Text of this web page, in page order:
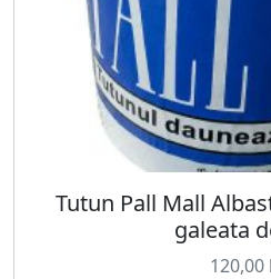
Tutun Pall Mall
galeata
120,00